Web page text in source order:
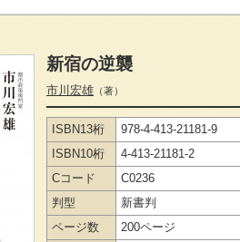
新宿の逆襲
市川宏雄 （著）
ISBN13桁
978-4-413-21181-9
ISBN10桁
4-413-21181-2
Cコード
C0236
判型
新書判
ページ数
200ページ